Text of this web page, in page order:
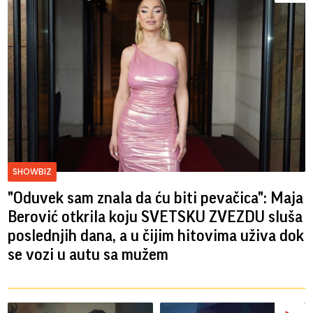
SHOWBIZ
"Oduvek sam znala da ću biti pevačica": Maja
Berović otkrila koju SVETSKU ZVEZDU sluša
poslednjih dana, a u čijim hitovima uživa dok
se vozi u autu sa mužem